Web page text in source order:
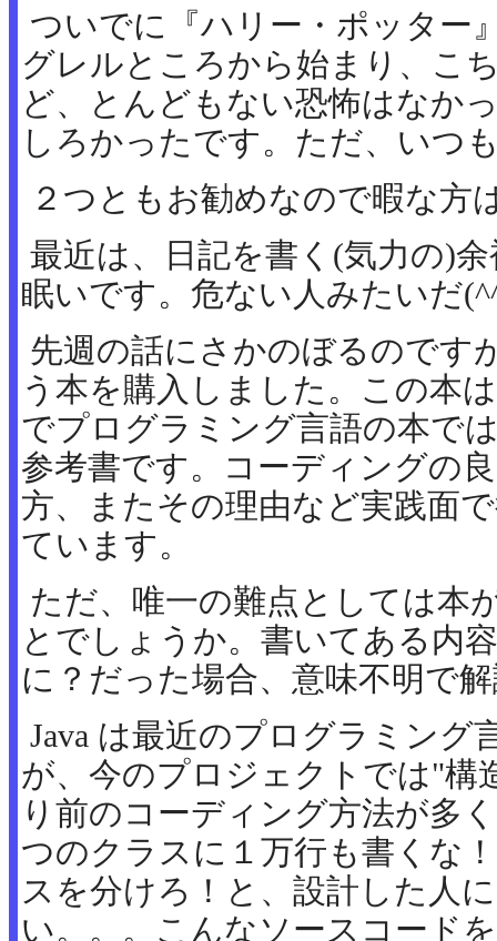
ついでに『ハリー・ポッター
グレルところから始まり、こ
ど、とんどもない恐怖はなか
しろかったです。ただ、いつ
２つともお勧めなので暇な方
最近は、日記を書く(気力の)
眠いです。危ない人みたいだ
先週の話にさかのぼるのです
う本を購入しました。この本
でプログラミング言語の本で
参考書です。コーディングの
方、またその理由など実践面
ています。
ただ、唯一の難点としては本
とでしょうか。書いてある内
に？だった場合、意味不明で
Java は最近のプログラミング
が、今のプロジェクトでは"構
り前のコーディング方法が多
つのクラスに１万行も書くな
スを分けろ！と、設計した人
い。。。こんなソースコード